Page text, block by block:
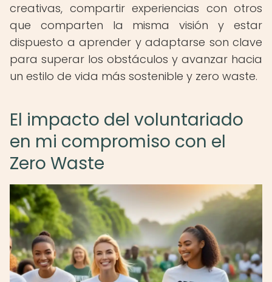
creativas, compartir experiencias con otros
que comparten la misma visión y estar
dispuesto a aprender y adaptarse son clave
para superar los obstáculos y avanzar hacia
un estilo de vida más sostenible y zero waste.
El impacto del voluntariado
en mi compromiso con el
Zero Waste